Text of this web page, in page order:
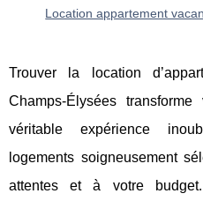
Location appartement
Trouver la location
Champs-Élysées
véritable expérience
logements soigneusement
attentes et à votre